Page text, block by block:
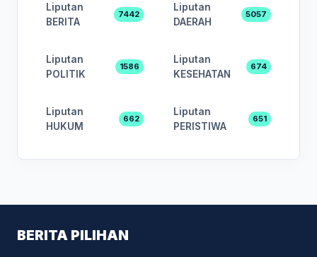
Liputan
BERITA
7442
Liputan
DAERAH
5057
Liputan
POLITIK
1586
Liputan
KESEHATAN
674
Liputan
HUKUM
662
Liputan
PERISTIWA
651
BERITA PILIHAN